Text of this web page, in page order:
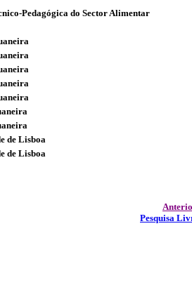
Pedagógica do Sector Alimentar
de Lisboa
de Lisboa
Pesquisa